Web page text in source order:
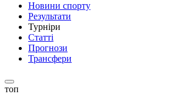
Новини спорту
Результати
Турніри
Статті
Прогнози
Трансфери
топ